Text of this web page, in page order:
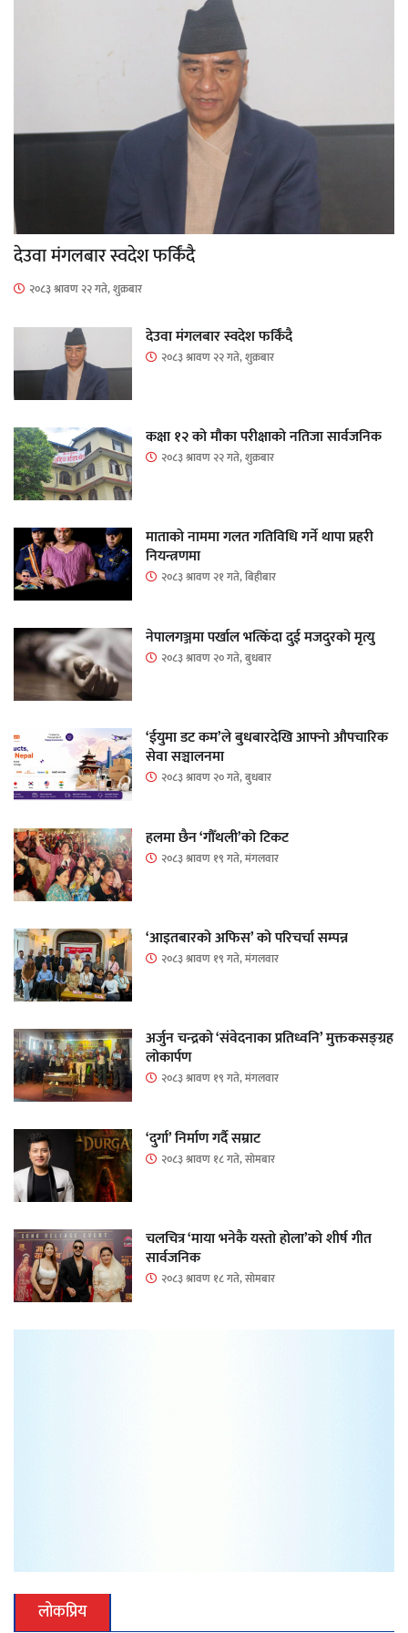
देउवा मंगलबार स्वदेश फर्किंदै
२०८३ श्रावण २२ गते, शुक्रबार
देउवा मंगलबार स्वदेश फर्किंदै
२०८३ श्रावण २२ गते, शुक्रबार
कक्षा १२ को मौका परीक्षाको नतिजा सार्वजनिक
२०८३ श्रावण २२ गते, शुक्रबार
माताकाे नाममा गलत गतिविधि गर्ने थापा प्रहरी
नियन्त्रणमा
२०८३ श्रावण २१ गते, बिहीबार
नेपालगञ्जमा पर्खाल भत्किँदा दुई मजदुरको मृत्यु
२०८३ श्रावण २० गते, बुधबार
‘ईयुमा डट कम’ले बुधबारदेखि आफ्नो औपचारिक
सेवा सञ्चालनमा
२०८३ श्रावण २० गते, बुधबार
हलमा छैन ‘गौँथली’को टिकट
२०८३ श्रावण १९ गते, मंगलवार
‘आइतबारको अफिस’ को परिचर्चा सम्पन्न
२०८३ श्रावण १९ गते, मंगलवार
अर्जुन चन्द्रको ‘संवेदनाका प्रतिध्वनि’ मुक्तकसङ्ग्रह
लोकार्पण
२०८३ श्रावण १९ गते, मंगलवार
‘दुर्गा’ निर्माण गर्दै सम्राट
२०८३ श्रावण १८ गते, सोमबार
चलचित्र ‘माया भनेकै यस्तो होला’को शीर्ष गीत
सार्वजनिक
२०८३ श्रावण १८ गते, सोमबार
लोकप्रिय